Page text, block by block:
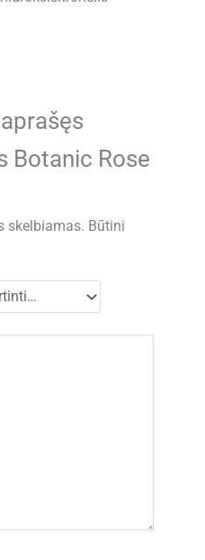
Botanic Rose
skelbiamas. Būtini